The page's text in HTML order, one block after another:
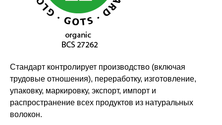
Стандарт контролирует производство (включая
трудовые отношения), переработку, изготовление,
упаковку, маркировку, экспорт, импорт и
распространение всех продуктов из натуральных
волокон.
Оставайтесь в курсе новостей и
узнавайте первыми о наших
новинках